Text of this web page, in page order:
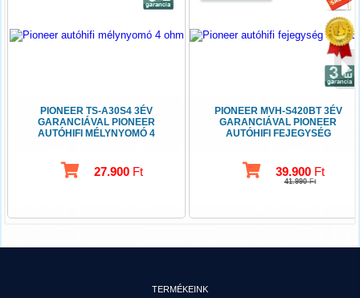
PIONEER TS-A30S4 3ÉV
GARANCIÁVAL PIONEER
AUTÓHIFI MÉLYNYOMÓ 4
27.900 Ft
PIONEER MVH-S420BT 3ÉV
GARANCIÁVAL PIONEER
AUTÓHIFI FEJEGYSÉG
39.900 Ft
41.990Ft
TERMÉKEINK